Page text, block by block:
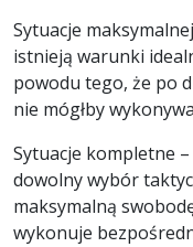
Sytuacje
istnieją warunki
powodu tego, że po
nie mógłby
Sytuacje kompletne
dowolny wybór
maksymalną
wykonuje